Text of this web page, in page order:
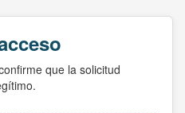
que la solicitud